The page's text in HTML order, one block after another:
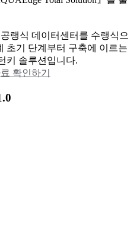
공랭식 데이터센터를 수랭식으
초기 단계부터 구축에 이르는
키 솔루션입니다.
확인하기